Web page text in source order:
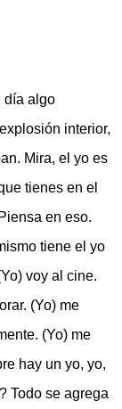
día algo
interior,
Mira, el yo es
tienes en el
en eso.
tiene el yo
voy al cine.
(Yo) me
(Yo) me
hay un yo, yo,
Todo se agrega